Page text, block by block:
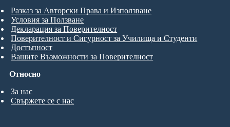
Относно
За нас
Свържете се с нас
Разказ за Авторски Права и Използване
Условия за Ползване
Декларация за Поверителност
Поверителност и Сигурност за Училища и Студенти
Достъпност
Вашите Възможности за Поверителност